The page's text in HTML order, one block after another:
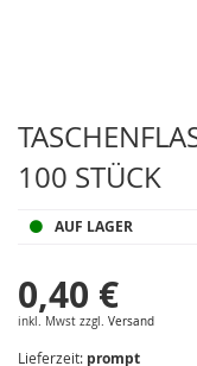
100 STÜCK
AUF LAGER
0,40 €
inkl. Mwst zzgl. Versand
Lieferzeit: prompt
Anfang
der
Bildergalerie